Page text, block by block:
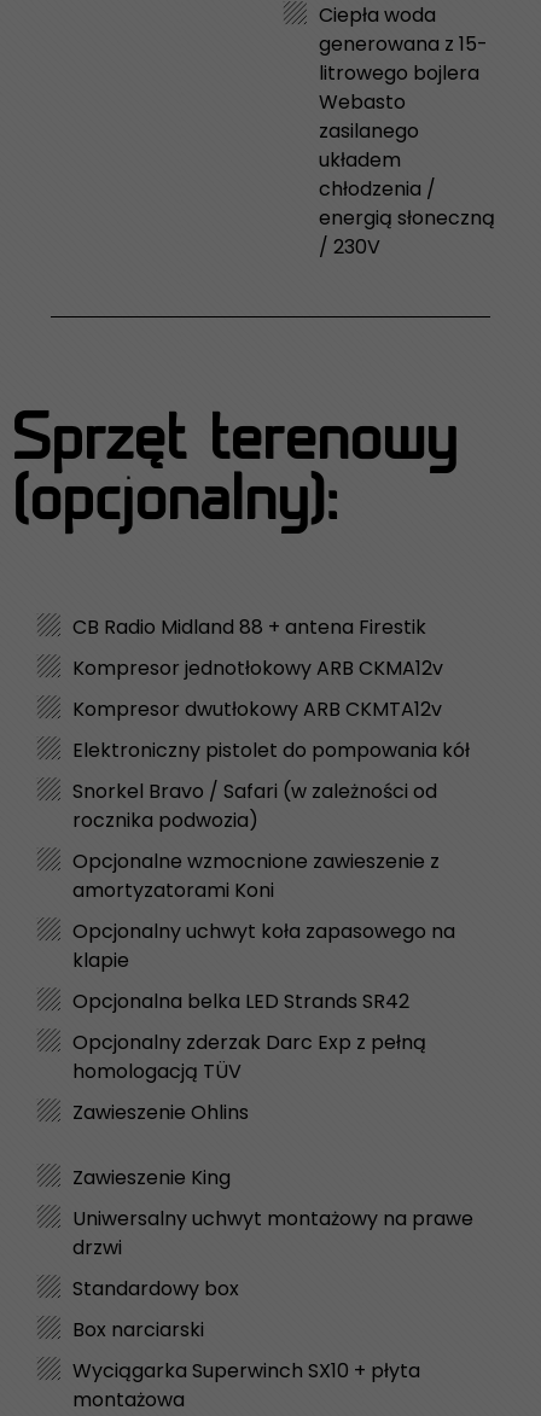
Ciepła woda
generowana z 15-
litrowego bojlera
Webasto
zasilanego
układem
chłodzenia /
energią słoneczną
/ 230V
Sprzęt terenowy
(opcjonalny):
CB Radio Midland 88 + antena Firestik
Kompresor jednotłokowy ARB CKMA12v
Kompresor dwutłokowy ARB CKMTA12v
Elektroniczny pistolet do pompowania kół
Snorkel Bravo / Safari (w zależności od
rocznika podwozia)
Opcjonalne wzmocnione zawieszenie z
amortyzatorami Koni
Opcjonalny uchwyt koła zapasowego na
klapie
Opcjonalna belka LED Strands SR42
Opcjonalny zderzak Darc Exp z pełną
homologacją TÜV
Zawieszenie Ohlins
Zawieszenie King
Uniwersalny uchwyt montażowy na prawe
drzwi
Standardowy box
Box narciarski
Wyciągarka Superwinch SX10 + płyta
montażowa